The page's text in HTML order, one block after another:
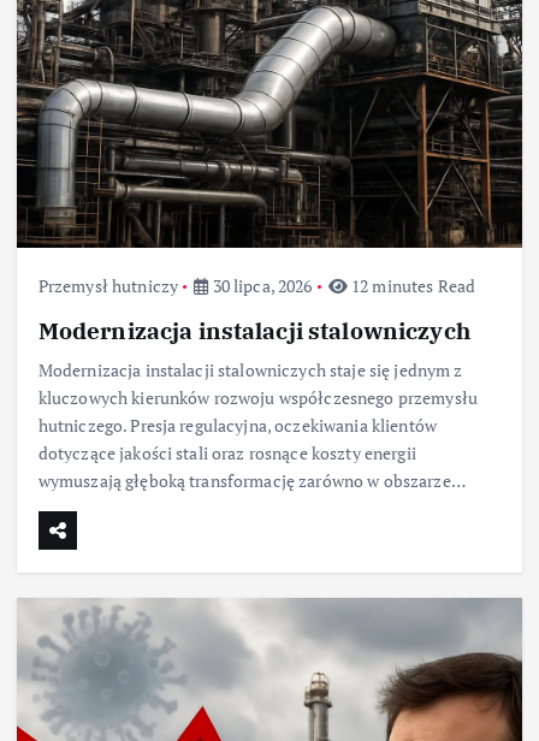
Przemysł hutniczy 30 lipca, 2026 12 minutes Read
Modernizacja instalacji stalowniczych
Modernizacja instalacji stalowniczych staje się jednym z
kluczowych kierunków rozwoju współczesnego przemysłu
hutniczego. Presja regulacyjna, oczekiwania klientów
dotyczące jakości stali oraz rosnące koszty energii
wymuszają głęboką transformację zarówno w obszarze…